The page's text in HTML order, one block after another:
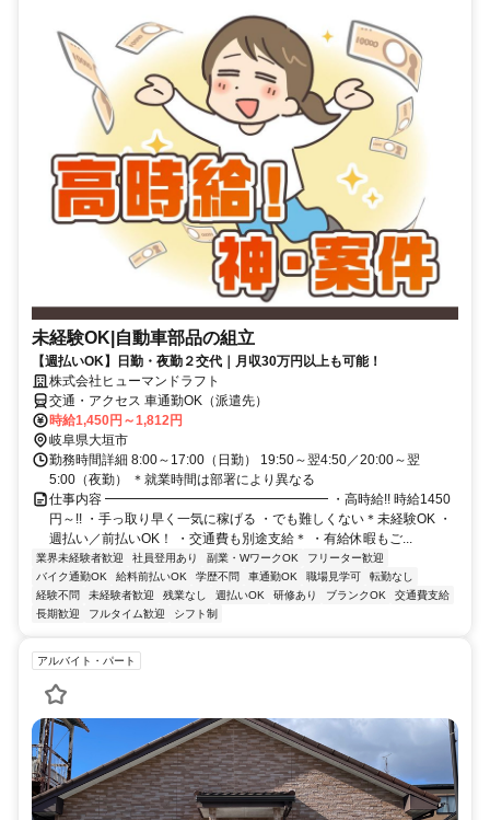
未経験OK|自動車部品の組立
【週払いOK】日勤・夜勤２交代｜月収30万円以上も可能！
株式会社ヒューマンドラフト
交通・アクセス 車通勤OK（派遣先）
時給1,450円～1,812円
岐阜県大垣市
勤務時間詳細 8:00～17:00（日勤） 19:50～翌4:50／20:00～翌
5:00（夜勤） ＊就業時間は部署により異なる
仕事内容 ━━━━━━━━━━━━━━━━━ ・高時給!! 時給1450
円～!! ・手っ取り早く一気に稼げる ・でも難しくない＊未経験OK ・
週払い／前払いOK！ ・交通費も別途支給＊ ・有給休暇もご...
業界未経験者歓迎 社員登用あり 副業・WワークOK
フリーター歓迎
バイク通勤OK
給料前払いOK 学歴不問 車通勤OK 職場見学可
転勤なし
経験不問
未経験者歓迎 残業なし 週払いOK 研修あり ブランクOK
交通費支給
長期歓迎
フルタイム歓迎 シフト制
アルバイト・パート